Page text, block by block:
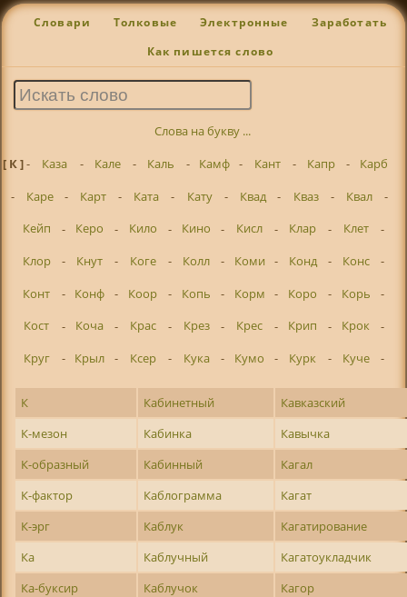
Словари Толковые Электронные Заработать
Как пишется слово
Слова на букву ...
[ К ]- Каза - Кале - Каль - Камф - Кант - Капр -
Карб
-
Каре - Карт - Ката - Кату - Квад - Кваз - Квал
-
Кейп
- Керо - Кило - Кино - Кисл - Клар - Клет
-
Клор
- Кнут - Коге - Колл - Коми - Конд - Конс
-
Конт
- Конф - Коор - Копь - Корм - Коро - Корь
-
Кост
- Коча - Крас - Крез - Крес - Крип - Крок
-
Круг
- Крыл - Ксер - Кука - Кумо - Курк - Куче -
К Кабинетный
Кавказский
К-мезон
Кабинка
Кавычка
К-образный
Кабинный
Кагал
К-фактор
Каблограмма
Кагат
К-эрг
Каблук
Кагатирование
Ка
Каблучный
Кагатоукладчик
Ка-буксир
Каблучок
Кагор